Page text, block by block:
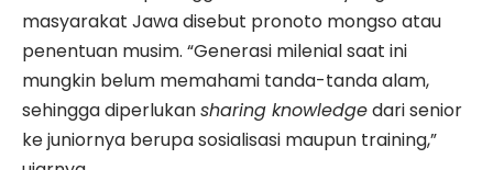
masyarakat Jawa disebut pronoto mongso atau
penentuan musim. “Generasi milenial saat ini
mungkin belum memahami tanda-tanda alam,
sehingga diperlukansharing knowledgedari senior
ke juniornya berupa sosialisasi maupun training,”